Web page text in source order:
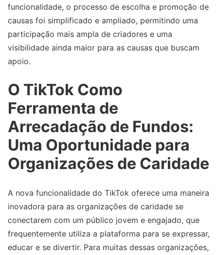
funcionalidade, o processo de escolha e promoção de
causas foi simplificado e ampliado, permitindo uma
participação mais ampla de criadores e uma
visibilidade ainda maior para as causas que buscam
apoio.
O TikTok Como
Ferramenta de
Arrecadação de Fundos:
Uma Oportunidade para
Organizações de Caridade
A nova funcionalidade do TikTok oferece uma maneira
inovadora para as organizações de caridade se
conectarem com um público jovem e engajado, que
frequentemente utiliza a plataforma para se expressar,
educar e se divertir. Para muitas dessas organizações,